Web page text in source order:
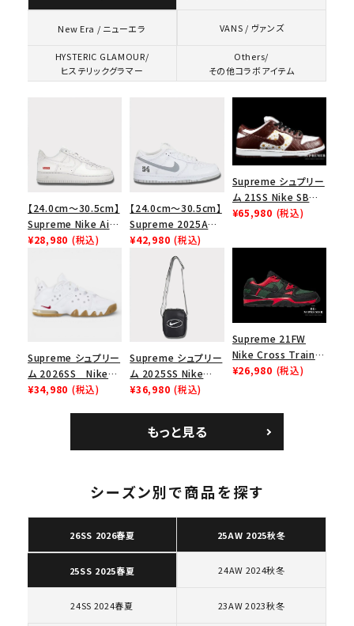
キーワードから探す
search
人気ワード 2026SS
Tシャツ・ロングスリーブ
ショルダー・ウエストバッグ
ボックスロゴ ブラックスウェット
New Era / ニューエラ VANS / ヴァンズ
HYSTERIC GLAMOUR/
ヒステリックグラマー
Others/
その他コラボアイテム
【24.0cm～30.5cm】
Supreme Nike Air
Force 1 Low シュプ
ューズ ホワイト
¥28,980 (税込)
【24.0cm～30.5cm】
Supreme 2025AW
Nike SB Dunk Low
ナイキ SB ダンク ロ
ー スニーカー ホワイ
¥42,980 (税込)
Supreme シュプリー
ム 21SS Nike SB
Dunk Low ナイキSB
¥65,980 (税込)
Supreme シュプリー
ム 2026SS Nike
SB Air Max 2 CB 94
¥34,980 (税込)
Supreme シュプリー
ム 2025SS Nike
Leather Shoulder
ク 黒
¥36,980 (税込)
Supreme 21FW
Nike Cross Trainer
Low ナイキクロスト
¥26,980 (税込)
もっと見る
シーズン別で商品を探す
26SS 2026春夏 25AW 2025秋冬
25SS 2025春夏 24AW 2024秋冬
24SS 2024春夏 23AW 2023秋冬